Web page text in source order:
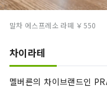
말차 에스프레소 라떼 ￥550
차이라테
멜버른의 차이브랜드인